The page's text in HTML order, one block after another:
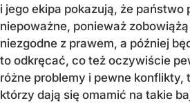
i jego ekipa pokazują, że państwo
niepoważne, ponieważ
niezgodne z prawem, a później
to odkręcać, co też oczywiście
różne problemy i pewne konflikty,
którzy dają się omamić na takie